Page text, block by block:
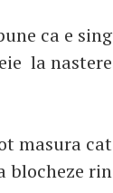
ca e
la
masura
blocheze